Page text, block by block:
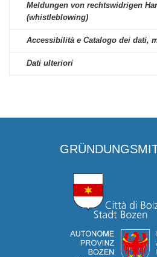
Meldungen von rechtswidrigen
(whistleblowing)
Accessibilità e Catalogo dei dati,
Dati ulteriori